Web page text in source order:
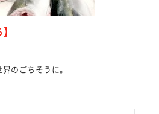
のごちそうに。